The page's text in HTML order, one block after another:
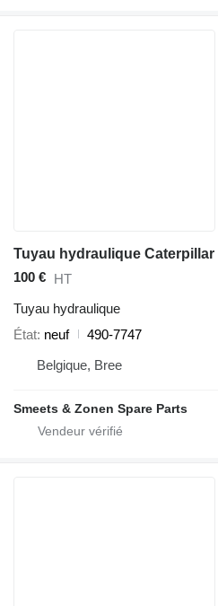
Tuyau hydraulique Caterpillar
100 € HT
Tuyau hydraulique
État neuf
490-7747
Belgique, Bree
Smeets & Zonen Spare Parts